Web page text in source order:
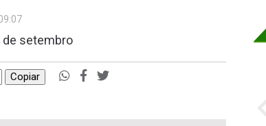
de setembro
Copiar